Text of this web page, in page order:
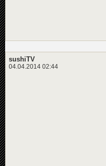
sushiTV
04.04.2014 02:44